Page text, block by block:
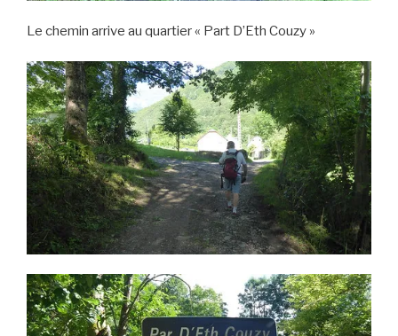
Le chemin arrive au quartier « Part D’Eth Couzy »